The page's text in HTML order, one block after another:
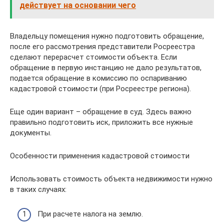
действует на основании чего
Владельцу помещения нужно подготовить обращение,
после его рассмотрения представители Росреестра
сделают перерасчет стоимости объекта. Если
обращение в первую инстанцию не дало результатов,
подается обращение в комиссию по оспариванию
кадастровой стоимости (при Росреестре региона).
Еще один вариант – обращение в суд. Здесь важно
правильно подготовить иск, приложить все нужные
документы.
Особенности применения кадастровой стоимости
Использовать стоимость объекта недвижимости нужно
в таких случаях:
При расчете налога на землю.